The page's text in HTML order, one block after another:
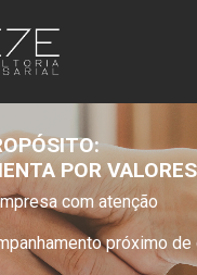
PROPÓSITO:
ORIENTA POR
sua empresa com
acompanhamento